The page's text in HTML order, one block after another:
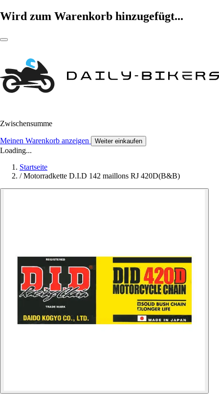
Wird zum Warenkorb hinzugefügt...
Zwischensumme
Meinen Warenkorb anzeigen Weiter einkaufen
Loading...
Startseite
/ Motorradkette D.I.D 142 maillons RJ 420D(B&B)